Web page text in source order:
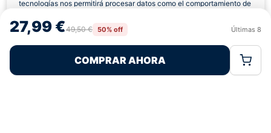
tecnologías nos permitirá procesar datos como el comportamiento de
retirar el consentimiento, puede afectar negativamente a ciertas
características y funciones.
Rechazar
Política de CookiesPolítica de Privacidad
27,99 €49,50 € 50% off Últimas 8
COMPRAR AHORA